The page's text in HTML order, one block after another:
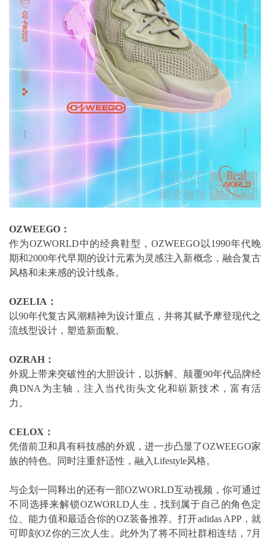
OZWEEGO：
作为OZWORLD中的经典鞋型，OZWEEGO以1990年代晚
期和2000年代早期的设计元素为灵感注入新概念，融合复古
风格和未来感的设计线条。
OZELIA：
以90年代复古风潮精神为设计重点，并将其赋予摩登现代之
流线型设计，塑造新面貌。
OZRAH：
外观上带来突破性的大胆设计，以拆解、颠覆90年代品牌经
典DNA为主轴，注入当代街头文化和崭新技术，富有活
力。
CELOX：
凭借前卫和具有科技感的外观，进一步凸显了OZWEEGO家
族的特色。同时注重舒适性，融入Lifestyle风格。
与企划一同释出的还有一部OZWORLD互动视频，你可通过
不同选择来解锁OZWORLD人生，找到属于自己的角色定
位、能力值和最适合你的OZ装备推荐。打开adidas APP，就
可即刻OZ你的三次人生。此外为了将不同社群相连结，7月